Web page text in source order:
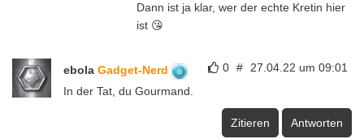
Dann ist ja klar, wer der echte Kretin hier
ist 😘
0 # 27.04.22 um 09:01
ebola Gadget-Nerd
In der Tat, du Gourmand.
Zitieren Antworten